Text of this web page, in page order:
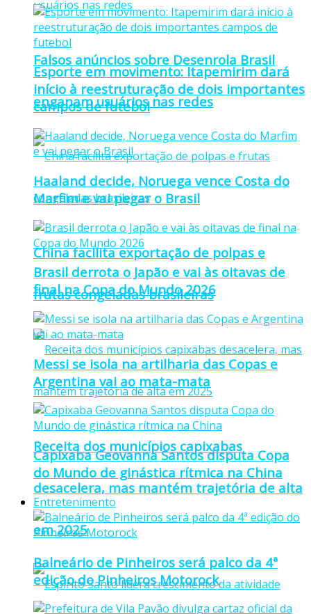
Falsos anúncios sobre Desenrola Brasil
enganam usuários nas redes
China facilita exportação de polpas e
frutas congeladas brasileiras
Receita dos municípios capixabas
desacelera, mas mantém trajetória de alta
em 2025
Esporte em movimento: Itapemirim dará
início à reestruturação de dois importantes
campos de futebol
Haaland decide, Noruega vence Costa do
Marfim e vai pegar o Brasil
Brasil derrota o Japão e vai às oitavas de
final na Copa do Mundo 2026
Messi se isola na artilharia das Copas e
Argentina vai ao mata-mata
Capixaba Geovanna Santos disputa Copa
do Mundo de ginástica rítmica na China
Entretenimento
Balneário de Pinheiros será palco da 4ª
edição do Pinheiros Motorock